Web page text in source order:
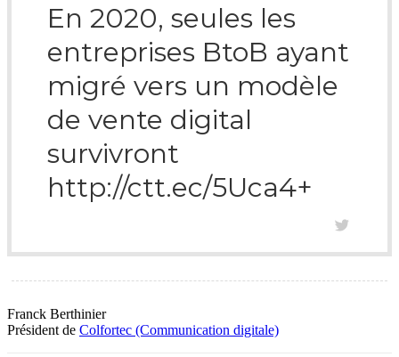
En 2020, seules les
entreprises BtoB ayant
migré vers un modèle
de vente digital
survivront
http://ctt.ec/5Uca4+
Franck Berthinier
Président de Colfortec (Communication digitale)